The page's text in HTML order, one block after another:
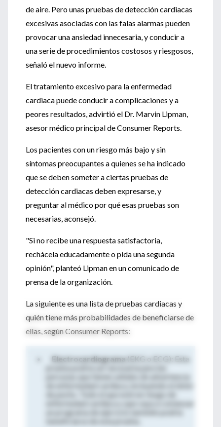
de aire. Pero unas pruebas de detección cardiacas
excesivas asociadas con las falas alarmas pueden
provocar una ansiedad innecesaria, y conducir a
una serie de procedimientos costosos y riesgosos,
señaló el nuevo informe.
El tratamiento excesivo para la enfermedad
cardiaca puede conducir a complicaciones y a
peores resultados, advirtió el Dr. Marvin Lipman,
asesor médico principal de Consumer Reports.
Los pacientes con un riesgo más bajo y sin
síntomas preocupantes a quienes se ha indicado
que se deben someter a ciertas pruebas de
detección cardiacas deben expresarse, y
preguntar al médico por qué esas pruebas son
necesarias, aconsejó.
"Si no recibe una respuesta satisfactoria,
rechácela educadamente o pida una segunda
opinión", planteó Lipman en un comunicado de
prensa de la organización.
La siguiente es una lista de pruebas cardiacas y
quién tiene más probabilidades de beneficiarse de
ellas, según Consumer Reports:
Electrocardiograma(EKG o ECG): Esta
personas que tienen señales de advertencia
enfermedad cardiaca y que vaya a comenzar